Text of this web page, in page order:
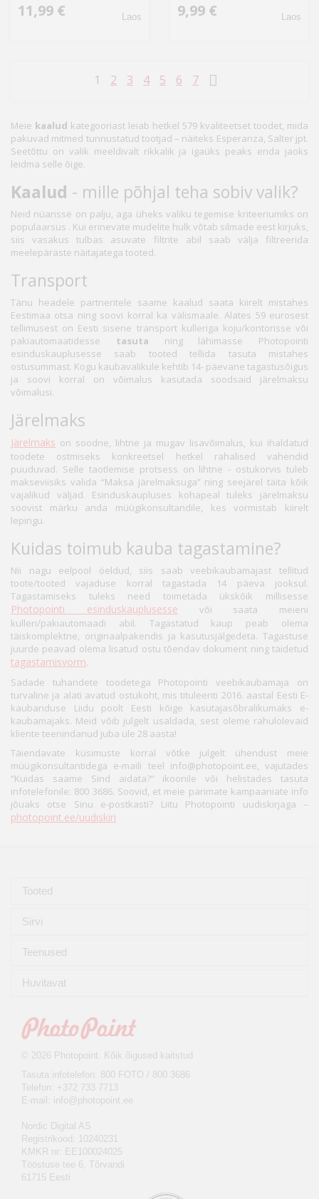
11,99 € Laos 9,99 € Laos
1 2 3 4 5 6 7
Meie kaalud kategooriast leiab hetkel 579 kvaliteetset toodet, mida
pakuvad mitmed tunnustatud tootjad – näiteks Esperanza, Salter jpt.
Seetõttu on valik meeldivalt rikkalik ja igaüks peaks enda jaoks
leidma selle õige.
Kaalud - mille põhjal teha sobiv valik?
Neid nüansse on palju, aga üheks valiku tegemise kriteeriumiks on
populaarsus . Kui erinevate mudelite hulk võtab silmade eest kirjuks,
siis vasakus tulbas asuvate filtrite abil saab välja filtreerida
meelepäraste näitajatega tooted.
Transport
Tänu headele partneritele saame kaalud saata kiirelt mistahes
Eestimaa otsa ning soovi korral ka välismaale. Alates 59 eurosest
tellimusest on Eesti sisene transport kulleriga koju/kontorisse või
pakiautomaatidesse tasuta ning lähimasse Photopointi
esinduskauplusesse saab tooted tellida tasuta mistahes
ostusummast. Kogu kaubavalikule kehtib 14- päevane tagastusõigus
ja soovi korral on võimalus kasutada soodsaid järelmaksu
võimalusi.
Järelmaks
Järelmaks on soodne, lihtne ja mugav lisavõimalus, kui ihaldatud
toodete ostmiseks konkreetsel hetkel rahalised vahendid
puuduvad. Selle taotlemise protsess on lihtne - ostukorvis tuleb
makseviisiks valida “Maksa järelmaksuga” ning seejärel täita kõik
vajalikud väljad. Esinduskaupluses kohapeal tuleks järelmaksu
soovist märku anda müügikonsultandile, kes vormistab kiirelt
lepingu.
Kuidas toimub kauba tagastamine?
Nii nagu eelpool öeldud, siis saab veebikaubamajast tellitud
toote/tooted vajaduse korral tagastada 14 päeva jooksul.
Tagastamiseks tuleks need toimetada ükskõik millisesse
Photopointi esinduskauplusesse või saata meieni
kulleri/pakiautomaadi abil. Tagastatud kaup peab olema
täiskomplektne, originaalpakendis ja kasutusjälgedeta. Tagastuse
juurde peavad olema lisatud ostu tõendav dokument ning täidetud
tagastamisvorm.
Sadade tuhandete toodetega Photopointi veebikaubamaja on
turvaline ja alati avatud ostukoht, mis tituleeriti 2016. aastal Eesti E-
kaubanduse Liidu poolt Eesti kõige kasutajasõbralikumaks e-
kaubamajaks. Meid võib julgelt usaldada, sest oleme rahulolevaid
kliente teenindanud juba üle 28 aasta!
Täiendavate küsimuste korral võtke julgelt ühendust meie
müügikonsultantidega e-maili teel info@photopoint.ee, vajutades
“Kuidas saame Sind aidata?” ikoonile või helistades tasuta
infotelefonile: 800 3686. Soovid, et meie parimate kampaaniate info
jõuaks otse Sinu e-postkasti? Liitu Photopointi uudiskirjaga –
photopoint.ee/uudiskiri
Tooted
Sirvi
Teenused
Huvitavat
© 2026 Photopoint. Kõik õigused kaitstud
Tasuta infotelefon: 800 FOTO / 800 3686
Telefon: +372 733 7713
E-mail: info@photopoint.ee
Nordic Digital AS
Registrikood: 10240231
KMKR nr: EE100024025
Tööstuse tee 6, Tõrvandi
61715 Eesti